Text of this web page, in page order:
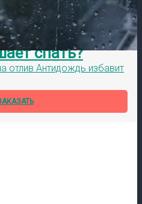
спать?
отлив Антидождь избавит